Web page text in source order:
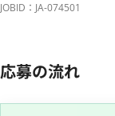
JOBID：JA-074501
応募の流れ